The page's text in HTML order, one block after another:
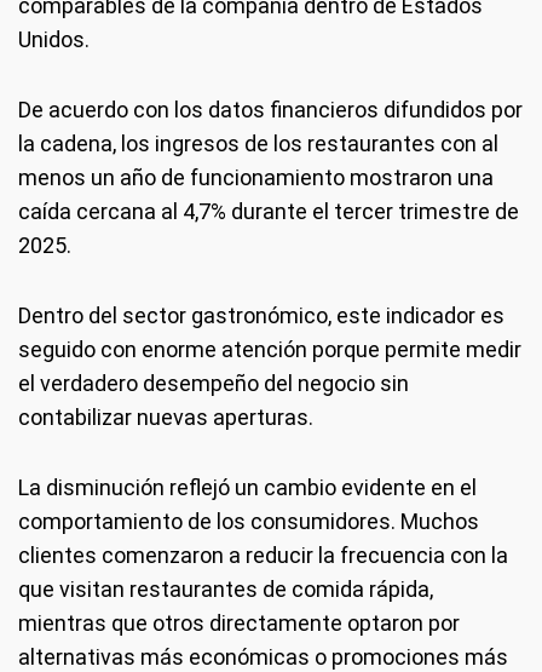
comparables de la compañía dentro de Estados
Unidos.
De acuerdo con los datos financieros difundidos por
la cadena, los ingresos de los restaurantes con al
menos un año de funcionamiento mostraron una
caída cercana al 4,7% durante el tercer trimestre de
2025.
Dentro del sector gastronómico, este indicador es
seguido con enorme atención porque permite medir
el verdadero desempeño del negocio sin
contabilizar nuevas aperturas.
La disminución reflejó un cambio evidente en el
comportamiento de los consumidores. Muchos
clientes comenzaron a reducir la frecuencia con la
que visitan restaurantes de comida rápida,
mientras que otros directamente optaron por
alternativas más económicas o promociones más